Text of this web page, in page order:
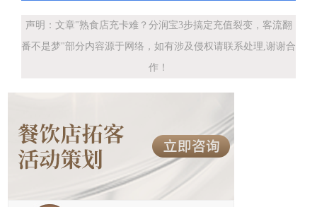
声明：文章"熟食店充卡难？分润宝3步搞定充值裂变，客流翻
番不是梦"部分内容源于网络，如有涉及侵权请联系处理,谢谢合
作！